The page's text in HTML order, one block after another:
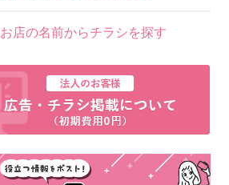
お店の名前からチラシを探す